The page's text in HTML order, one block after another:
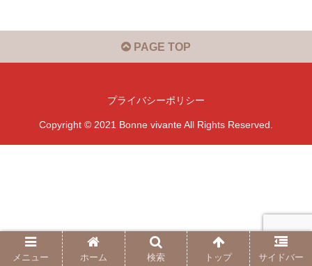
PAGE TOP
プライバシーポリシー
Copyright © 2021 Bonne vivante All Rights Reserved.
メニュー ホーム 検索 トップ サイドバー